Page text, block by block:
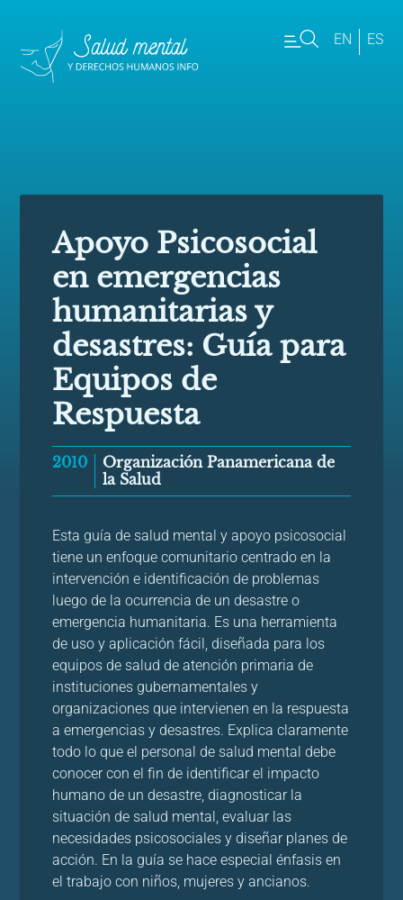
EN ES
Apoyo Psicosocial
en emergencias
humanitarias y
desastres: Guía para
Equipos de
Respuesta
2010
Organización Panamericana de
la Salud
Esta guía de salud mental y apoyo psicosocial
tiene un enfoque comunitario centrado en la
intervención e identificación de problemas
luego de la ocurrencia de un desastre o
emergencia humanitaria. Es una herramienta
de uso y aplicación fácil, diseñada para los
equipos de salud de atención primaria de
instituciones gubernamentales y
organizaciones que intervienen en la respuesta
a emergencias y desastres. Explica claramente
todo lo que el personal de salud mental debe
conocer con el fin de identificar el impacto
humano de un desastre, diagnosticar la
situación de salud mental, evaluar las
necesidades psicosociales y diseñar planes de
acción. En la guía se hace especial énfasis en
el trabajo con niños, mujeres y ancianos.